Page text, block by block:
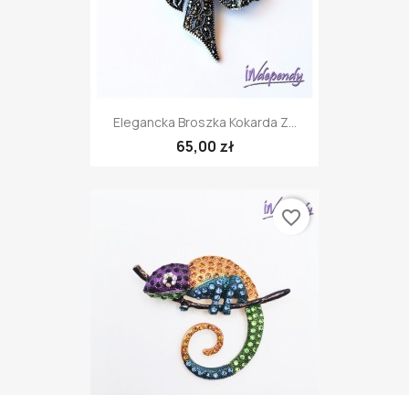
Elegancka Broszka Kokarda Z...
65,00 zł
favorite_border